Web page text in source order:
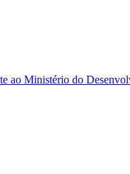
ao Ministério do